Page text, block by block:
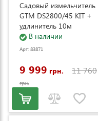
Садовый измельчитель
GTM DS2800/45 KIT +
удлинитель 10м
(DS2800/45_KIT+ext.cord)
В наличии
Арт: 83871
9 999 грн. 11 760
грн.